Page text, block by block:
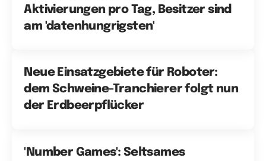
Aktivierungen pro Tag, Besitzer sind
am 'datenhungrigsten'
Neue Einsatzgebiete für Roboter:
dem Schweine-Tranchierer folgt nun
der Erdbeerpflücker
'Number Games': Seltsames